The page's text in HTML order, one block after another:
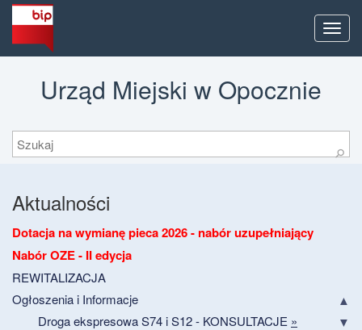
Menu
Urząd Miejski w Opocznie
Szukaj
⚲
Aktualności
Dotacja na wymianę pieca 2026 - nabór uzupełniający
Nabór OZE - II edycja
REWITALIZACJA
Ogłoszenia i Informacje
Droga ekspresowa S74 i S12 - KONSULTACJE »